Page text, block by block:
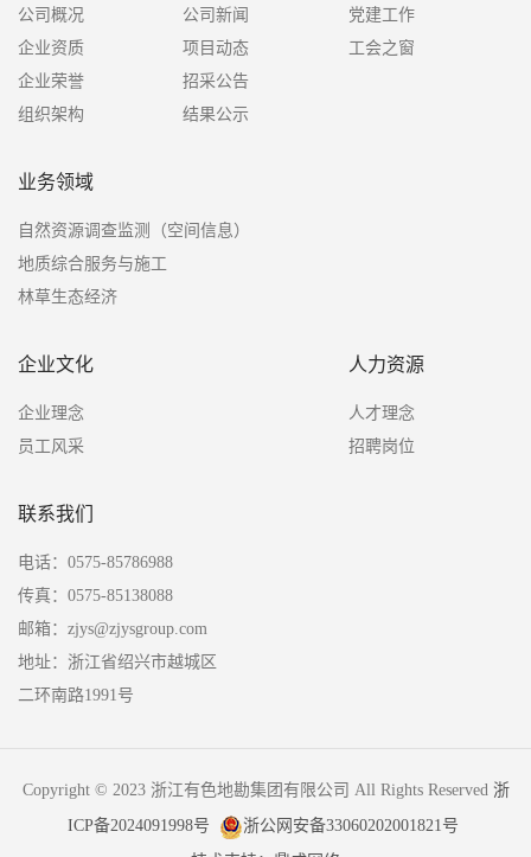
公司概况
企业资质
企业荣誉
组织架构
公司新闻
项目动态
招采公告
结果公示
党建工作
工会之窗
业务领域
自然资源调查监测（空间信息）
地质综合服务与施工
林草生态经济
企业文化
企业理念
员工风采
人力资源
人才理念
招聘岗位
联系我们
电话：0575-85786988
传真：0575-85138088
邮箱：zjys@zjysgroup.com
地址：浙江省绍兴市越城区
二环南路1991号
Copyright © 2023 浙江有色地勘集团有限公司 All Rights Reserved 浙
ICP备2024091998号
浙公网安备33060202001821号